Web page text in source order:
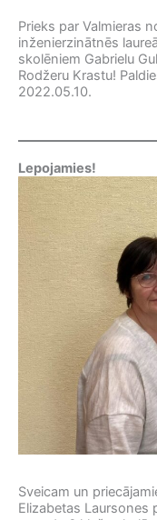
Prieks par Valmieras
inženierzinātnēs
skolēniem Gabrielu
Rodžeru Krastu!
2022.05.10.
Lepojamies!
Sveicam un
Elizabetas Laursones